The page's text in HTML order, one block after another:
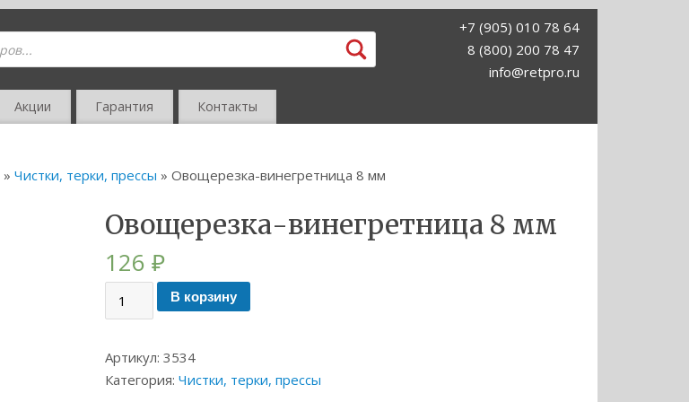
+7 (905) 010 78 64
8 (800) 200 78 47
info@retpro.ru
Акции Гарантия Контакты
» Чистки, терки, прессы » Овощерезка-винегретница 8 мм
Овощерезка-винегретница 8 мм
126 ₽
В корзину
Артикул: 3534
Категория: Чистки, терки, прессы